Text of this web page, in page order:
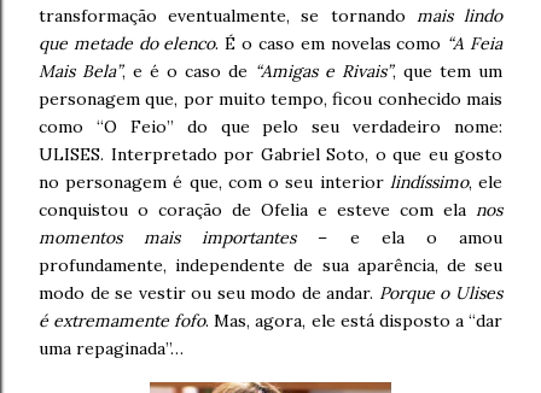
transformação eventualmente, se tornando mais lindo
que metade do elenco. É o caso em novelas como “A Feia
Mais Bela”, e é o caso de “Amigas e Rivais”, que tem um
personagem que, por muito tempo, ficou conhecido mais
como “O Feio” do que pelo seu verdadeiro nome:
ULISES. Interpretado por Gabriel Soto, o que eu gosto
no personagem é que, com o seu interior lindíssimo, ele
conquistou o coração de Ofelia e esteve com ela nos
momentos mais importantes– e ela o amou
profundamente, independente de sua aparência, de seu
modo de se vestir ou seu modo de andar. Porque o Ulises
é extremamente fofo. Mas, agora, ele está disposto a “dar
uma repaginada”…